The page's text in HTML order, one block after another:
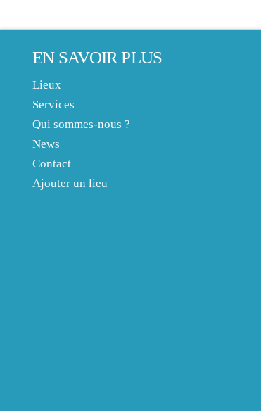
EN SAVOIR PLUS
Lieux
Services
Qui sommes-nous ?
News
Contact
Ajouter un lieu